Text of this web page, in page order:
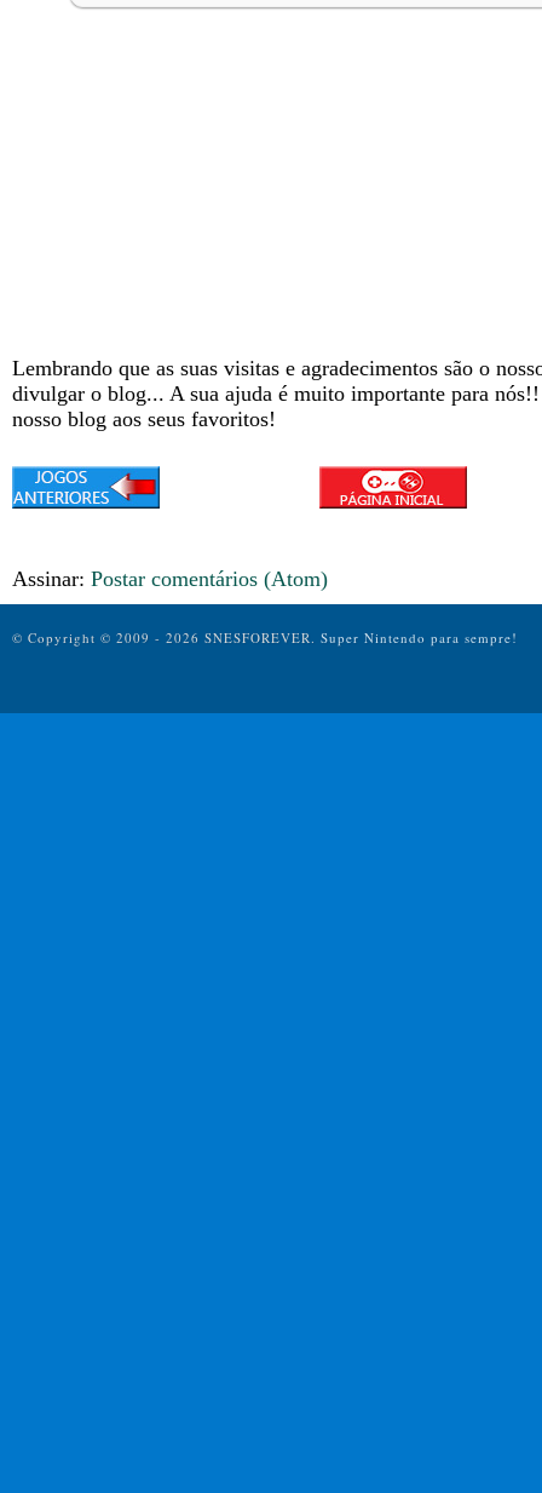
Lembrando que as suas visitas e agradecimentos são o
divulgar o blog... A sua ajuda é muito importante para nós!!
nosso blog aos seus favoritos!
Assinar: Postar comentários (Atom)
© Copyright © 2009 - 2026 SNESFOREVER. Super Nintendo para sempre!